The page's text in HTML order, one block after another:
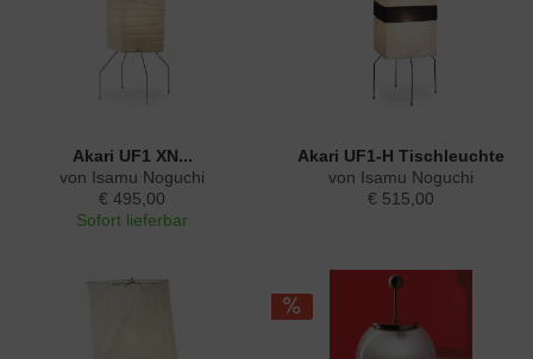
Akari UF1 XN...
von Isamu Noguchi
€ 495,00
Sofort lieferbar
Akari UF1-H Tischleuchte
von Isamu Noguchi
€ 515,00